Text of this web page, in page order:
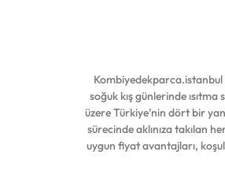
Kombiyedekparca.istanbul
soğuk kış günlerinde
üzere Türkiye’nin dört bir
sürecinde aklınıza takılan
uygun fiyat avantajları,